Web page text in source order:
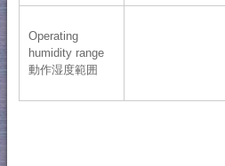
Operating
humidity range
動作湿度範囲